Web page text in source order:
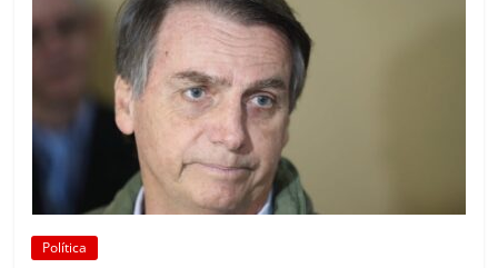
Política